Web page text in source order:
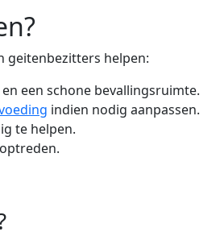
geitenbezitters helpen:
een schone bevallingsruimte.
indien nodig aanpassen.
te helpen.